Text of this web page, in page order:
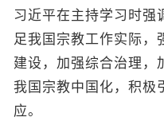
习近平在主持学习时强
足我国宗教工作实际，
建设，加强综合治理，
我国宗教中国化，积极
应。